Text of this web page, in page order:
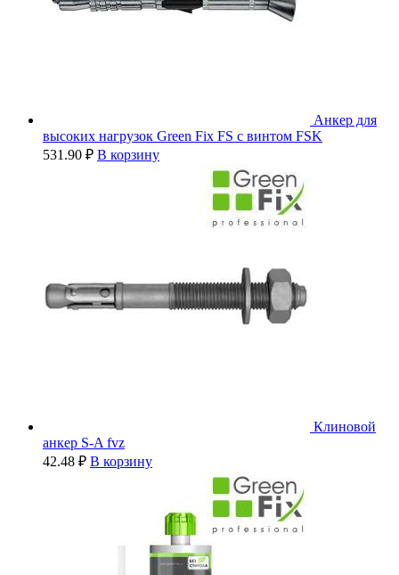
Анкер для
высоких нагрузок Green Fix FS с винтом FSK
531.90 ₽ В корзину
Клиновой
анкер S-A fvz
42.48 ₽ В корзину